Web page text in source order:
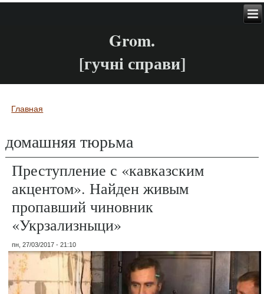
Grom.
[гучні справи]
Вы здесь
Главная
домашняя тюрьма
Преступление с «кавказским
акцентом». Найден живым
пропавший чиновник
«Укрзализныци»
пн, 27/03/2017 - 21:10